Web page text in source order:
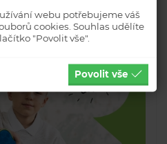
webu potřebujeme váš
cookies. Souhlas udělíte
"Povolit vše".
Povolit vše